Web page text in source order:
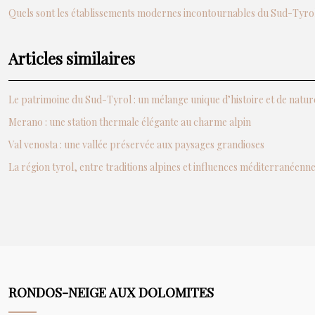
Quels sont les établissements modernes incontournables du Sud-
Articles similaires
Le patrimoine du Sud-Tyrol : un mélange unique d’histoire et de
Merano : une station thermale élégante au charme alpin
Val venosta : une vallée préservée aux paysages grandioses
La région tyrol, entre traditions alpines et influences
RONDOS-NEIGE AUX DOLOMITES